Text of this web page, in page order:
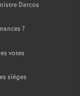
Darcos
?
votes
sièges